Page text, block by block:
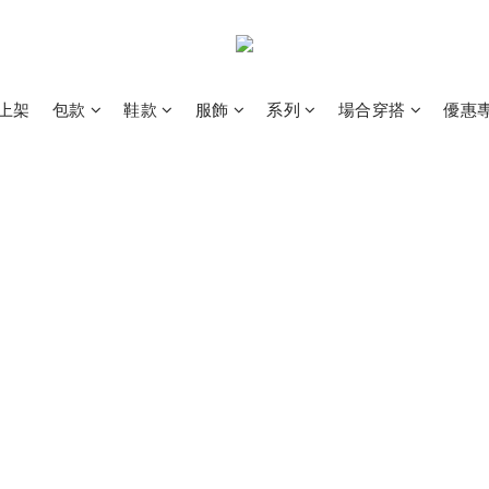
架 包款 鞋款 服飾 系列 場合穿搭 優惠